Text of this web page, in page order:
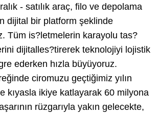
- satılık araç, filo ve depolama
dijital bir platform şeklinde
Tüm is?letmelerin karayolu tas?
dijitalles?tirerek teknolojiyi lojistik
ederken hızla büyüyoruz.
ciromuzu geçtiğimiz yılın
kıyasla ikiye katlayarak 60 milyona
rüzgarıyla yakın gelecekte,